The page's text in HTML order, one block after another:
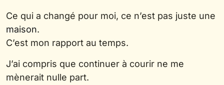
Ce qui a changé pour moi, ce n’est pas juste une
maison.
C’est mon rapport au temps.
J’ai compris que continuer à courir ne me
mènerait nulle part.